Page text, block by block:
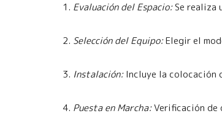
1. Evaluación del Espacio:Se realiza
2. Selección del Equipo:Elegir el
3. Instalación:Incluye la colocación
4. Puesta en Marcha:Verificación de